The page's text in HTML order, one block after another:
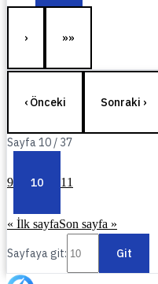
› »»
‹ Önceki Sonraki ›
Sayfa10 / 37
9 10 11
« İlk sayfaSon sayfa »
Sayfaya git: Git